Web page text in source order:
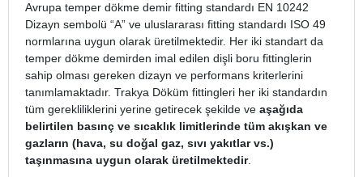
Avrupa temper dökme demir fitting standardı EN 10242
Dizayn sembolü “A” ve uluslararası fitting standardı ISO 49
normlarına uygun olarak üretilmektedir. Her iki standart da
temper dökme demirden imal edilen dişli boru fittinglerin
sahip olması gereken dizayn ve performans kriterlerini
tanımlamaktadır. Trakya Döküm fittingleri her iki standardın
tüm gerekliliklerini yerine getirecek şekilde ve aşağıda
belirtilen basınç ve sıcaklık limitlerinde tüm akışkan ve
gazların (hava, su doğal gaz, sıvı yakıtlar vs.)
taşınmasına uygun olarak üretilmektedir.